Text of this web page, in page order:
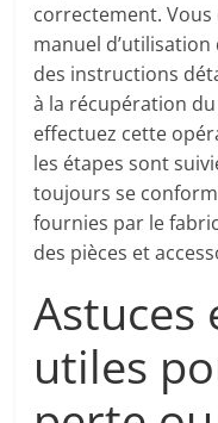
correctement.
manuel
des instructions
à la récupération
effectuez cette
les étapes sont
toujours se
fournies par le
des pièces et
Astuces
utiles